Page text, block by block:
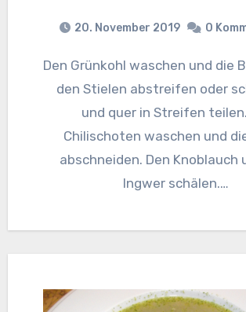
20. November 2019 0
Den Grünkohl waschen und die Blätter von
den Stielen abstreifen oder
und quer in Streifen
Chilischoten waschen und
abschneiden. Den Knoblauch
Ingwer schälen.…